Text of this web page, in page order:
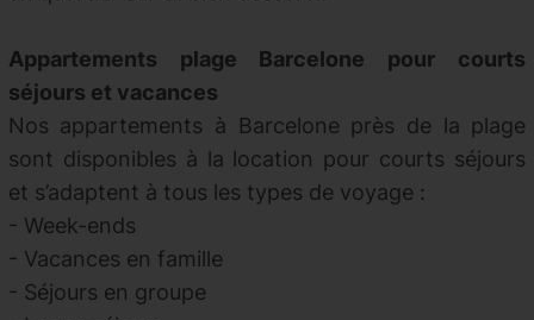
Appartements plage Barcelone pour courts
séjours et vacances
Nos appartements à Barcelone près de la plage
sont disponibles à la location pour courts séjours
et s’adaptent à tous les types de voyage :
- Week-ends
- Vacances en famille
- Séjours en groupe